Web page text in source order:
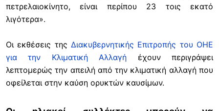
πετρελαιοκίνητο, είναι περίπου 23 τοις εκατό
λιγότερα».
Οι εκθέσεις της Διακυβερνητικής Επιτροπής του ΟΗΕ
για την Κλιματική Αλλαγή έχουν περιγράψει
λεπτομερώς την απειλή από την κλιματική αλλαγή που
οφείλεται στην καύση ορυκτών καυσίμων.